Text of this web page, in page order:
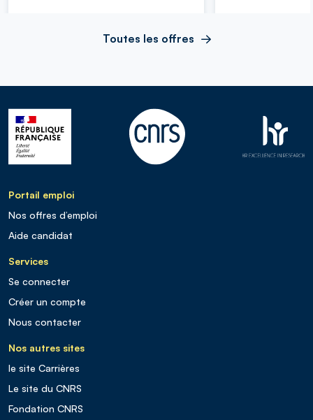
Toutes les offres
Portail emploi
Nos offres d’emploi
Aide candidat
Services
Se connecter
Créer un compte
Nous contacter
Nos autres sites
le site Carrières
Le site du CNRS
Fondation CNRS